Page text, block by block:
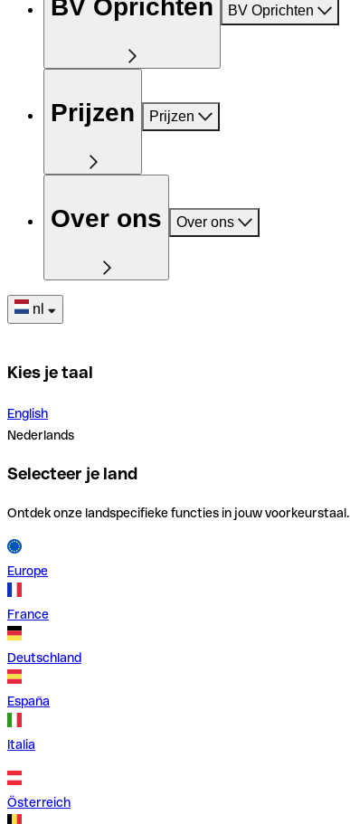
BV Oprichten BV Oprichten
Prijzen Prijzen
Over ons Over ons
nl
Kies je taal
English
Nederlands
Selecteer je land
Ontdek onze landspecifieke functies in jouw voorkeurstaal.
Europe
France
Deutschland
España
Italia
Österreich